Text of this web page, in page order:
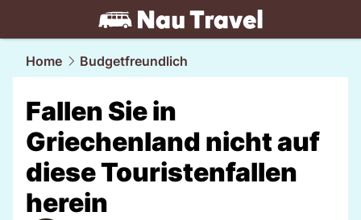
travel.NAU.ch
Home Budgetfreundlich
Fallen Sie in
Griechenland nicht auf
diese Touristenfallen
herein